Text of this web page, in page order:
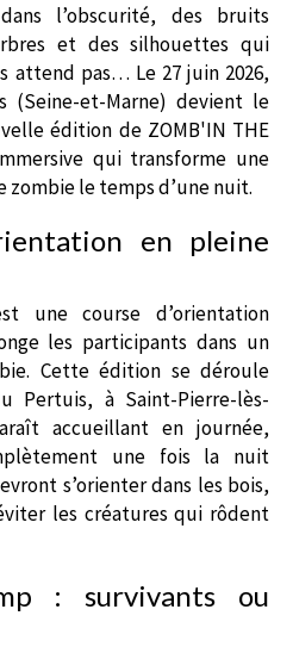
l’obscurité, des bruits
et des silhouettes qui
attend pas… Le 27 juin 2026,
(Seine-et-Marne) devient le
édition de ZOMB'IN THE
qui transforme une
le temps d’une nuit.
en pleine
une course d’orientation
les participants dans un
Cette édition se déroule
Pertuis, à Saint-Pierre-lès-
accueillant en journée,
une fois la nuit
s’orienter dans les bois,
les créatures qui rôdent
: survivants ou